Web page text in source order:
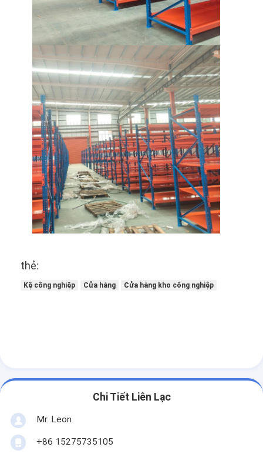
Chuồng lưới sợi
thẻ:
Kệ công nghiệp Cửa hàng Cửa hàng kho công nghiệp
Chi Tiết Liên Lạc
Mr. Leon
+86 15275735105